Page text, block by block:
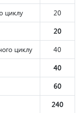
циклу
20
20
циклу
40
40
60
240